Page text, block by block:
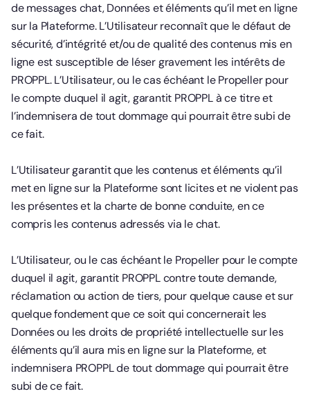
de messages chat, Données et éléments qu’il met en ligne
sur la Plateforme. L’Utilisateur reconnaît que le défaut de
sécurité, d’intégrité et/ou de qualité des contenus mis en
ligne est susceptible de léser gravement les intérêts de
PROPPL. L’Utilisateur, ou le cas échéant le Propeller pour
le compte duquel il agit, garantit PROPPL à ce titre et
l’indemnisera de tout dommage qui pourrait être subi de
ce fait.
L’Utilisateur garantit que les contenus et éléments qu’il
met en ligne sur la Plateforme sont licites et ne violent pas
les présentes et la charte de bonne conduite, en ce
compris les contenus adressés via le chat.
L’Utilisateur, ou le cas échéant le Propeller pour le compte
duquel il agit, garantit PROPPL contre toute demande,
réclamation ou action de tiers, pour quelque cause et sur
quelque fondement que ce soit qui concernerait les
Données ou les droits de propriété intellectuelle sur les
éléments qu’il aura mis en ligne sur la Plateforme, et
indemnisera PROPPL de tout dommage qui pourrait être
subi de ce fait.